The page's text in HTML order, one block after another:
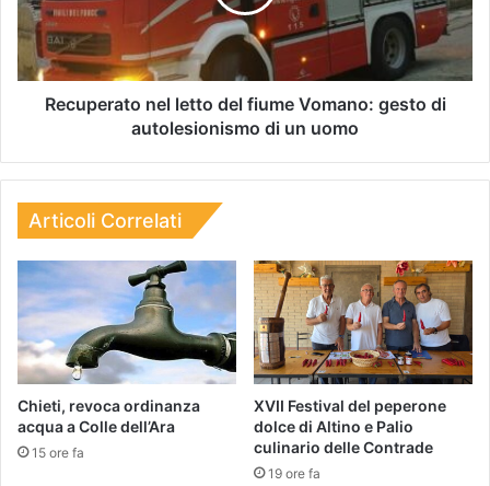
Recuperato nel letto del fiume Vomano: gesto di
autolesionismo di un uomo
Articoli Correlati
Chieti, revoca ordinanza
acqua a Colle dell’Ara
15 ore fa
XVII Festival del peperone
dolce di Altino e Palio
culinario delle Contrade
19 ore fa